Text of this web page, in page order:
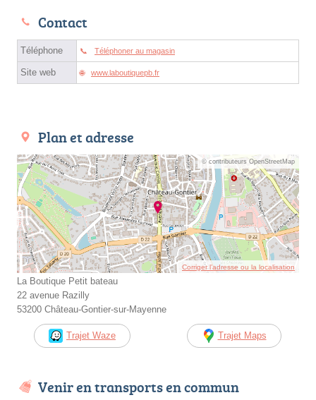
Contact
Téléphone Téléphoner au magasin
Site web www.laboutiquepb.fr
Plan et adresse
© contributeurs OpenStreetMap
Corriger l’adresse ou la localisation
La Boutique Petit bateau
22 avenue Razilly
53200 Château-Gontier-sur-Mayenne
Trajet Waze Trajet Maps
Venir en transports en commun